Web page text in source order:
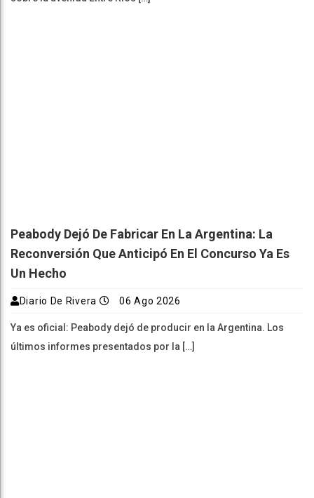
Peabody Dejó De Fabricar En La Argentina: La
Reconversión Que Anticipó En El Concurso Ya Es
Un Hecho
Diario De Rivera 06 Ago 2026
Ya es oficial: Peabody dejó de producir en la Argentina. Los
últimos informes presentados por la […]